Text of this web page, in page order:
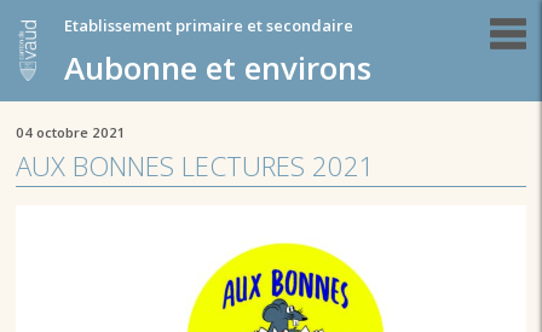
Etablissement primaire et secondaire
Aubonne et environs
04 octobre 2021
AUX BONNES LECTURES 2021